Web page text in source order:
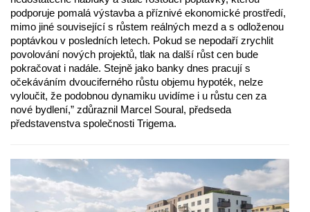
podporuje pomalá výstavba a příznivé ekonomické prostředí,
mimo jiné související s růstem reálných mezd a s odloženou
poptávkou v posledních letech. Pokud se nepodaří zrychlit
povolování nových projektů, tlak na další růst cen bude
pokračovat i nadále. Stejně jako banky dnes pracují s
očekáváním dvouciferného růstu objemu hypoték, nelze
vyloučit, že podobnou dynamiku uvidíme i u růstu cen za
nové bydlení,” zdůraznil Marcel Soural, předseda
představenstva společnosti Trigema.